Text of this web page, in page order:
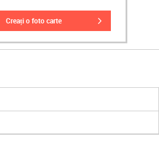
creați o foto carte